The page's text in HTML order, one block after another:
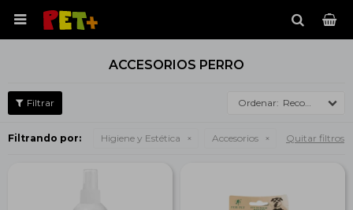

ACCESORIOS PERRO
Recomendados
Filtrando por: Higiene y Estética Accesorios Quitar filtros